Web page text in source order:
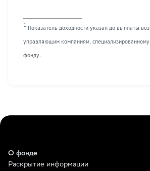
1 Показатель доходности указан до выплаты
управляющим компаниям,
фонду.
О фонде
Раскрытие информации